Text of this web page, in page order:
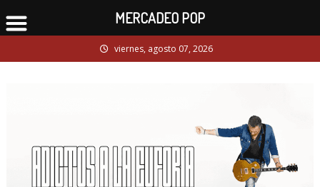
to
viernes, agosto 07, 2026
MERCADEO POP